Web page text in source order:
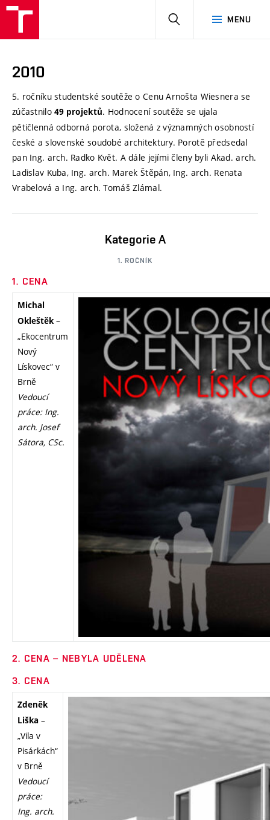
MENU
2010
5. ročníku studentské soutěže o Cenu Arnošta Wiesnera se
zúčastnilo49 projektů. Hodnocení soutěže se ujala
pětičlenná odborná porota, složená z významných osobností
české a slovenské soudobé architektury. Porotě předsedal
pan Ing. arch. Radko Květ. A dále jejími členy byli Akad. arch.
Ladislav Kuba, Ing. arch. Marek Štěpán, Ing. arch. Renata
Vrabelová a Ing. arch. Tomáš Zlámal.
Kategorie A
1. ROČNÍK
1. CENA
Michal
Okleštěk –
„Ekocentrum
Nový
Lískovec“ v
Brně
Vedoucí
práce: Ing.
arch. Josef
Sátora, CSc.
2. CENA – NEBYLA UDĚLENA
3. CENA
Zdeněk
Liška –
„Vila v
Pisárkách“
v Brně
Vedoucí
práce:
Ing. arch.